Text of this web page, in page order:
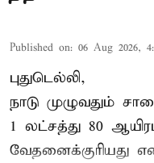
Published on: 06 Aug 2026,
புதுடெல்லி,
நாடு முழுவதும்
1 லட்சத்து 80
வேதனைக்குரியது